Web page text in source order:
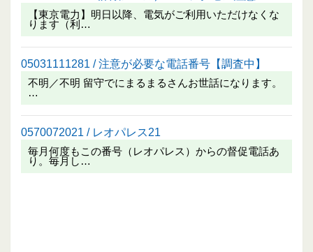
【東京電力】明日以降、電気がご利用いただけなくな
ります（利…
05031111281 / 注意が必要な電話番号【調査中】
不明／不明 留守でにまるまるさんお世話になります。
…
0570072021 / レオパレス21
毎月何度もこの番号（レオパレス）からの督促電話あ
り。毎月し…